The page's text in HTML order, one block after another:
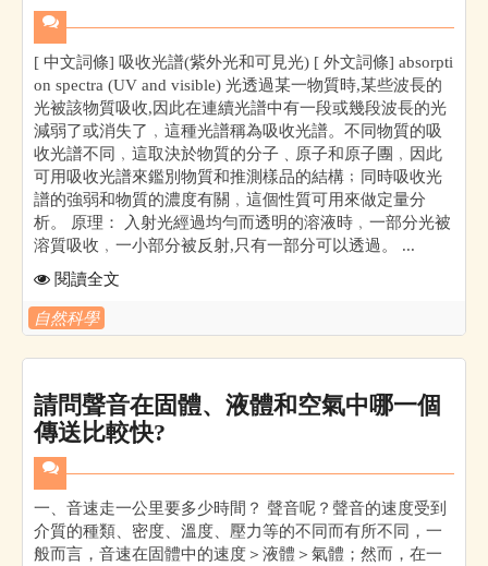
[ 中文詞條] 吸收光譜(紫外光和可見光) [ 外文詞條] absorpti
on spectra (UV and visible) 光透過某一物質時,某些波長的
光被該物質吸收,因此在連續光譜中有一段或幾段波長的光
減弱了或消失了﹐這種光譜稱為吸收光譜。不同物質的吸
收光譜不同﹐這取決於物質的分子﹑原子和原子團﹐因此
可用吸收光譜來鑑別物質和推測樣品的結構﹔同時吸收光
譜的強弱和物質的濃度有關﹐這個性質可用來做定量分
析。 原理： 入射光經過均勻而透明的溶液時﹐一部分光被
溶質吸收﹐一小部分被反射,只有一部分可以透過。 ...
閱讀全文
自然科學
請問聲音在固體、液體和空氣中哪一個
傳送比較快?
一、音速走一公里要多少時間？ 聲音呢？聲音的速度受到
介質的種類、密度、溫度、壓力等的不同而有所不同，一
般而言，音速在固體中的速度＞液體＞氣體；然而，在一